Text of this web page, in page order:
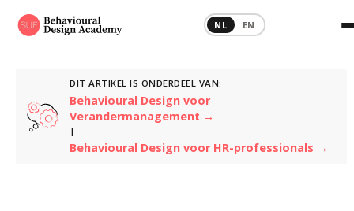
NL EN
DIT ARTIKEL IS ONDERDEEL VAN:
Behavioural Design voor
Verandermanagement →
|
Behavioural Design voor HR-professionals →